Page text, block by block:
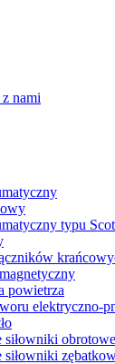
nami
typu
powietrza
elektryczno-
siłowniki obrotowe
siłowniki